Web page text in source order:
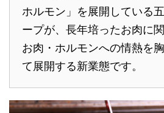
ホルモン」を展開している
ープが、長年培ったお肉に
お肉・ホルモンへの情熱を
て展開する新業態です。